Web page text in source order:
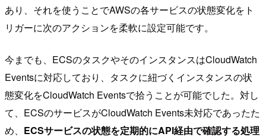
あり、それを使うことでAWSの各サービスの状態変化をト
リガーに次のアクションを柔軟に設定可能です。
今までも、ECSのタスクやそのインスタンスはCloudWatch
Eventsに対応しており、タスクに紐づくインスタンスの状
態変化をCloudWatch Eventsで拾うことが可能でした。対し
て、ECSのサービスがCloudWatch Events未対応であったた
め、 ECSサービスの状態を定期的にAPI経由で確認する処理